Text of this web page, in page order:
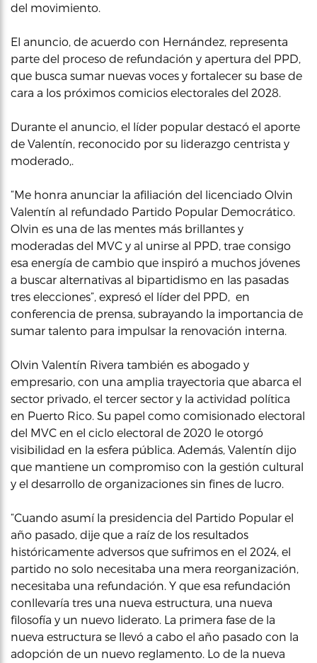
del movimiento.
El anuncio, de acuerdo con Hernández, representa
parte del proceso de refundación y apertura del PPD,
que busca sumar nuevas voces y fortalecer su base de
cara a los próximos comicios electorales del 2028.
Durante el anuncio, el líder popular destacó el aporte
de Valentín, reconocido por su liderazgo centrista y
moderado,.
“Me honra anunciar la afiliación del licenciado Olvin
Valentín al refundado Partido Popular Democrático.
Olvin es una de las mentes más brillantes y
moderadas del MVC y al unirse al PPD, trae consigo
esa energía de cambio que inspiró a muchos jóvenes
a buscar alternativas al bipartidismo en las pasadas
tres elecciones”, expresó el líder del PPD, en
conferencia de prensa, subrayando la importancia de
sumar talento para impulsar la renovación interna.
Olvin Valentín Rivera también es abogado y
empresario, con una amplia trayectoria que abarca el
sector privado, el tercer sector y la actividad política
en Puerto Rico. Su papel como comisionado electoral
del MVC en el ciclo electoral de 2020 le otorgó
visibilidad en la esfera pública. Además, Valentín dijo
que mantiene un compromiso con la gestión cultural
y el desarrollo de organizaciones sin fines de lucro.
“Cuando asumí la presidencia del Partido Popular el
año pasado, dije que a raíz de los resultados
históricamente adversos que sufrimos en el 2024, el
partido no solo necesitaba una mera reorganización,
necesitaba una refundación. Y que esa refundación
conllevaría tres una nueva estructura, una nueva
filosofía y un nuevo liderato. La primera fase de la
nueva estructura se llevó a cabo el año pasado con la
adopción de un nuevo reglamento. Lo de la nueva